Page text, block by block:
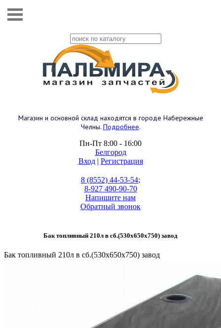
Магазин и основной склад находятся в городе Набережные
Челны. Подробнее.
Пн-Пт 8:00 - 16:00
Белгород
Вход| Регистрация
8 (8552) 44-53-54;
8-927 490-90-70
Напишите нам
Обратный звонок
Бак топливный 210л в сб.(530х650х750) завод
Бак топливный 210л в сб.(530х650х750) завод